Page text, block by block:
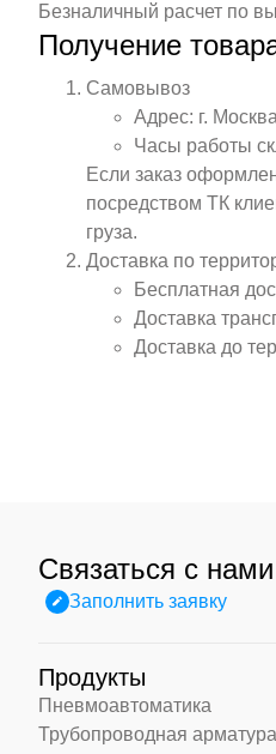
Безналичный расчет по
Получение
Самовывоз
Адрес: г.
Часы работы
Если заказ
посредством ТК
груза.
Доставка по
Бесплатная
Доставка
Доставка до
Связаться с нами
Заполнить заявку
Продукты
Пневмоавтоматика
Трубопроводная